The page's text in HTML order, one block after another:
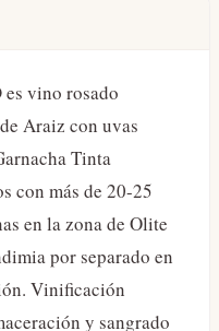
es vino rosado
Araiz con uvas
Tinta
con más de 20-25
en la zona de Olite
por separado en
Vinificación
y sangrado